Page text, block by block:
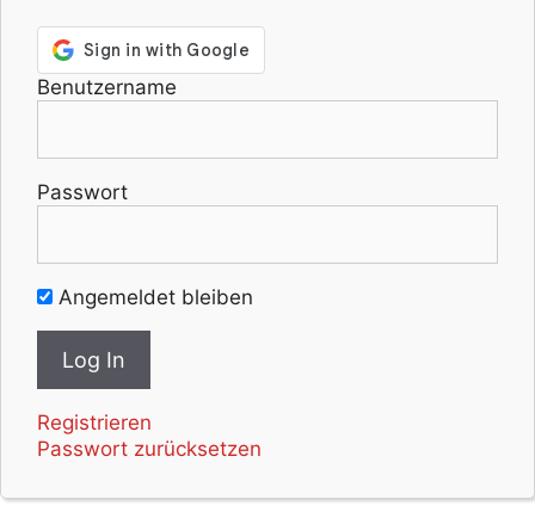
Benutzername
Passwort
Angemeldet bleiben
Registrieren
Passwort zurücksetzen